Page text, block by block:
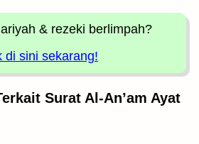
& rezeki berlimpah?
di sini sekarang!
Surat Al-An’am Ayat